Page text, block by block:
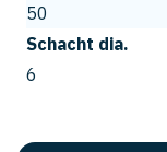
50
Schacht dia.
6